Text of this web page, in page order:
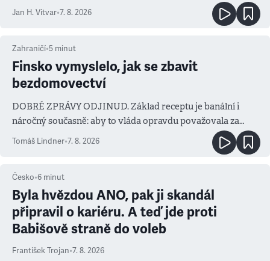
salvy i kritika pokrokářů
Jan H. Vitvar•7. 8. 2026
Zahraničí•5 minut
Finsko vymyslelo, jak se zbavit
bezdomovectví
DOBRÉ ZPRÁVY ODJINUD. Základ receptu je banální i
náročný současně: aby to vláda opravdu považovala za
prioritu
Tomáš Lindner•7. 8. 2026
Česko•6 minut
Byla hvězdou ANO, pak ji skandál
připravil o kariéru. A teď jde proti
Babišově straně do voleb
František Trojan•7. 8. 2026